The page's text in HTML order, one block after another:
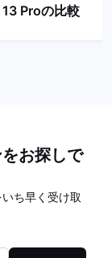
13 Proの比較
お探しで
ち早く受け取